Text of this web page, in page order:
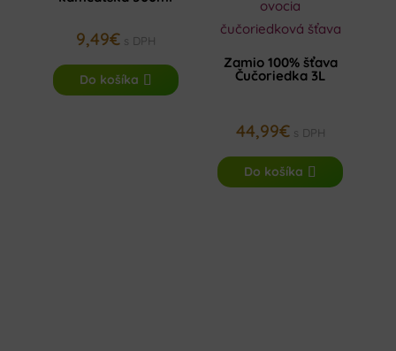
9,49€s DPH
Do košíka
Zamio 100% šťava
Čučoriedka 3L
44,99€s DPH
Do košíka